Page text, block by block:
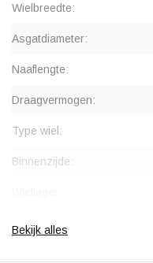
Wielbreedte:
Asgatdiameter:
Naaflengte:
Draagvermogen:
Type wiel:
Binnenzijde:
Bandage:
Bekijk alles